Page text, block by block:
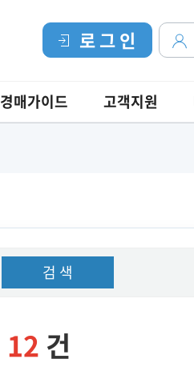
로 그 인
경매가이드 고객지원
검 색
12 건